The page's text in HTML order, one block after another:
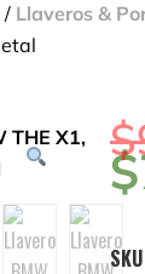
/ Llaveros &
$
$
SKU